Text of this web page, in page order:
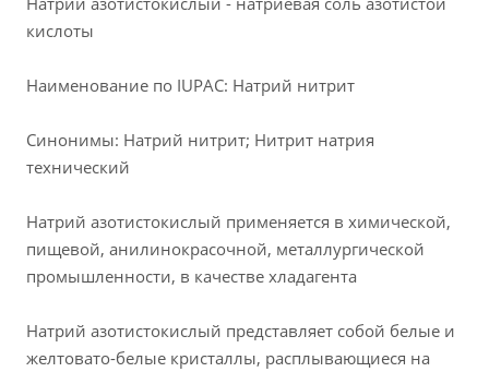
кислоты
Наименование по IUPAC: Натрий нитрит
Синонимы: Натрий нитрит; Нитрит натрия
технический
Натрий азотистокислый применяется в химической,
пищевой, анилинокрасочной, металлургической
промышленности, в качестве хладагента
Натрий азотистокислый представляет собой белые и
желтовато-белые кристаллы, расплывающиеся на